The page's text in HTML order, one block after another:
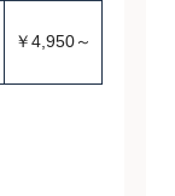
￥4,950～